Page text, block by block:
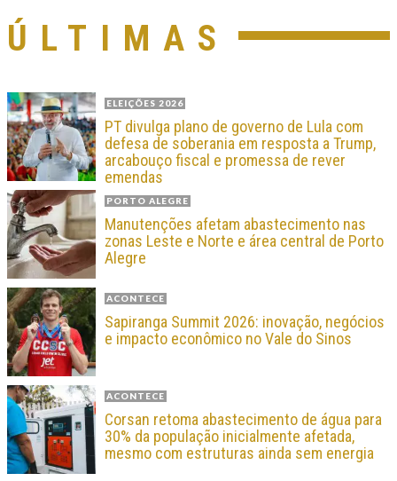
ÚLTIMAS
ELEIÇÕES 2026
PT divulga plano de governo de Lula com
defesa de soberania em resposta a Trump,
arcabouço fiscal e promessa de rever
emendas
PORTO ALEGRE
Manutenções afetam abastecimento nas
zonas Leste e Norte e área central de Porto
Alegre
ACONTECE
Sapiranga Summit 2026: inovação, negócios
e impacto econômico no Vale do Sinos
ACONTECE
Corsan retoma abastecimento de água para
30% da população inicialmente afetada,
mesmo com estruturas ainda sem energia